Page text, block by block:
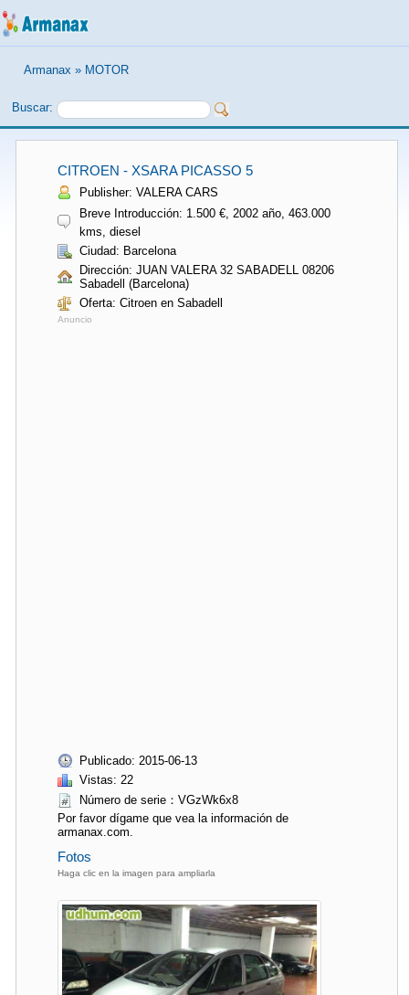
Armanax » MOTOR
Buscar:
CITROEN - XSARA PICASSO 5
Publisher: VALERA CARS
Breve Introducción: 1.500 €, 2002 año, 463.000
kms, diesel
Ciudad: Barcelona
Dirección: JUAN VALERA 32 SABADELL 08206
Sabadell (Barcelona)
Oferta: Citroen en Sabadell
Anuncio
Publicado: 2015-06-13
Vistas: 22
Número de serie：VGzWk6x8
Por favor dígame que vea la información de
armanax.com.
Fotos
Haga clic en la imagen para ampliarla